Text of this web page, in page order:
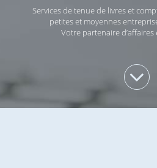
Services de tenue de livres et
petites et moyennes
Votre partenaire